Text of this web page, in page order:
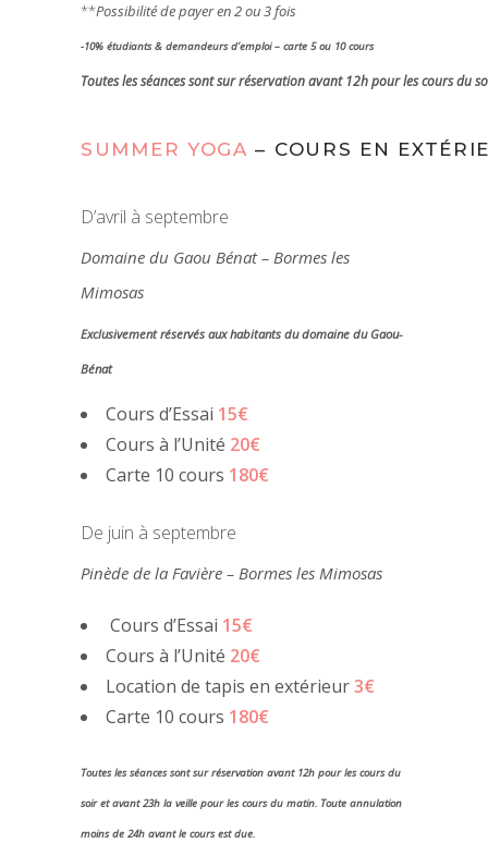
**Possibilité de payer en 2 ou 3 fois
-10% étudiants & demandeurs d’emploi – carte 5 ou 10 cours
Toutes les séances sont sur réservation avant 12h pour les cours
SUMMER YOGA – COURS EN
D’avril à septembre
Domaine du Gaou Bénat – Bormes les
Mimosas
Exclusivement réservés aux habitants du domaine du Gaou-
Bénat
Cours d’Essai 15€
Cours à l’Unité 20€
Carte 10 cours 180€
De juin à septembre
Pinède de la Favière – Bormes les Mimosas
Cours d’Essai 15€
Cours à l’Unité 20€
Location de tapis en extérieur3€
Carte 10 cours 180€
Toutes les séances sont sur réservation avant 12h pour les cours du
soir et avant 23h la veille pour les cours du matin. Toute annulation
moins de 24h avant le cours est due.